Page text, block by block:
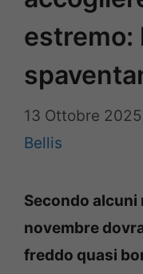
estremo:
13 Ottobre 2025
Bellis
Secondo
novembre
freddo quasi